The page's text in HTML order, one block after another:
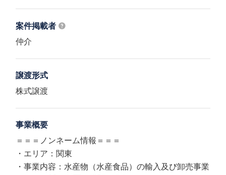
案件掲載者
仲介
譲渡形式
株式譲渡
事業概要
＝＝＝ノンネーム情報＝＝＝
・エリア：関東
・事業内容：水産物（水産食品）の輸入及び卸売事業